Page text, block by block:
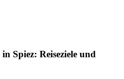
Spiez: Reiseziele und